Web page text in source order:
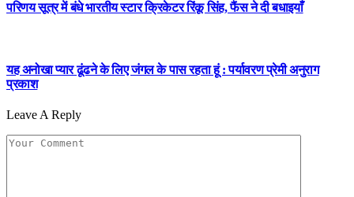
परिणय सूत्र में बंधे भारतीय स्टार क्रिकेटर रिंकू सिंह, फैंस ने दी बधाइयाँ
यह अनोखा प्यार ढूंढने के लिए जंगल के पास रहता हूं : पर्यावरण प्रेमी अनुराग
प्रकाश
Leave A Reply